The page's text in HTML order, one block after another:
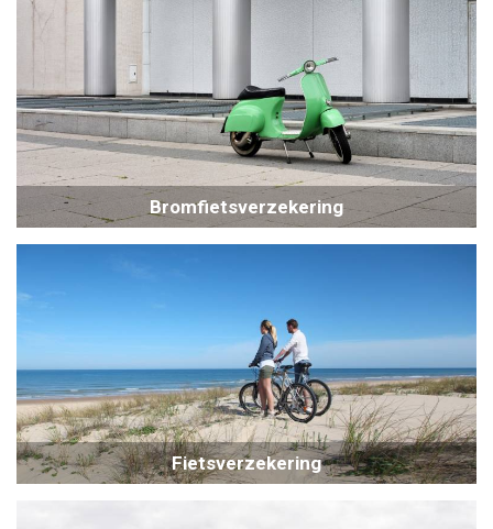
Bromfietsverzekering
Fietsverzekering